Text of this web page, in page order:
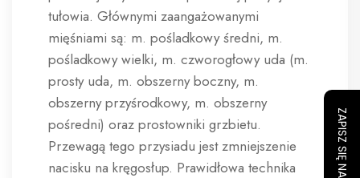
tułowia. Głównymi zaangażowanymi
mięśniami są: m. pośladkowy średni, m.
pośladkowy wielki, m. czworogłowy uda (m.
prosty uda, m. obszerny boczny, m.
obszerny przyśrodkowy, m. obszerny
pośredni) oraz prostowniki grzbietu.
Przewagą tego przysiadu jest zmniejszenie
nacisku na kręgosłup. Prawidłowa technika